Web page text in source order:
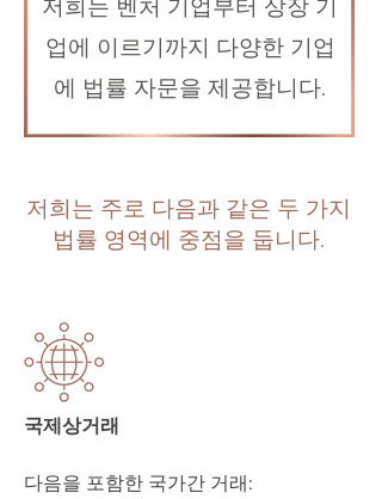
저희는 벤처 기업부터 상장 기
업에 이르기까지 다양한 기업
에 법률 자문을 제공합니다.
저희는 주로 다음과 같은 두 가지
법률 영역에 중점을 둡니다.
국제상거래
다음을 포함한 국가간 거래: